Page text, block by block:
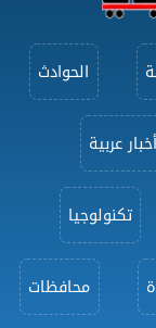
الحوادث
أخبار عربية
تكنولوجيا
محافظات